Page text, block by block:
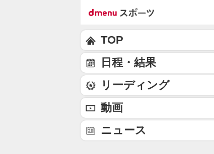
TOP
日程・結果
リーディング
動画
ニュース